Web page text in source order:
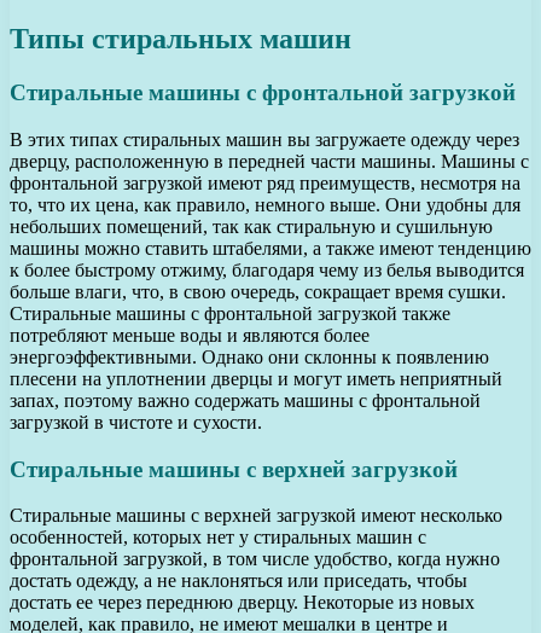
Типы стиральных машин
Стиральные машины с фронтальной загрузкой
В этих типах стиральных машин вы загружаете одежду через
дверцу, расположенную в передней части машины. Машины с
фронтальной загрузкой имеют ряд преимуществ, несмотря на
то, что их цена, как правило, немного выше. Они удобны для
небольших помещений, так как стиральную и сушильную
машины можно ставить штабелями, а также имеют тенденцию
к более быстрому отжиму, благодаря чему из белья выводится
больше влаги, что, в свою очередь, сокращает время сушки.
Стиральные машины с фронтальной загрузкой также
потребляют меньше воды и являются более
энергоэффективными. Однако они склонны к появлению
плесени на уплотнении дверцы и могут иметь неприятный
запах, поэтому важно содержать машины с фронтальной
загрузкой в чистоте и сухости.
Стиральные машины с верхней загрузкой
Стиральные машины с верхней загрузкой имеют несколько
особенностей, которых нет у стиральных машин с
фронтальной загрузкой, в том числе удобство, когда нужно
достать одежду, а не наклоняться или приседать, чтобы
достать ее через переднюю дверцу. Некоторые из новых
моделей, как правило, не имеют мешалки в центре и